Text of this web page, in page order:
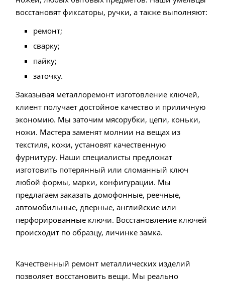
восстановят фиксаторы, ручки, а также выполняют:
ремонт;
сварку;
пайку;
заточку.
Заказывая металлоремонт изготовление ключей,
клиент получает достойное качество и приличную
экономию. Мы заточим мясорубки, цепи, коньки,
ножи. Мастера заменят молнии на вещах из
текстиля, кожи, установят качественную
фурнитуру. Наши специалисты предложат
изготовить потерянный или сломанный ключ
любой формы, марки, конфигурации. Мы
предлагаем заказать домофонные, реечные,
автомобильные, дверные, английские или
перфорированные ключи. Восстановление ключей
происходит по образцу, личинке замка.
Качественный ремонт металлических изделий
позволяет восстановить вещи. Мы реально